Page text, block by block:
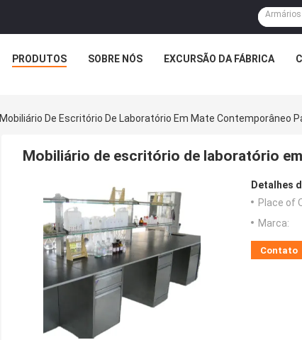
PRODUTOS SOBRE NÓS EXCURSÃO DA FÁBRICA
Mobiliário De Escritório De Laboratório Em Mate Contemporâneo
Mobiliário de escritório de laboratório
Detalhes
Place of
Marca:
Contato